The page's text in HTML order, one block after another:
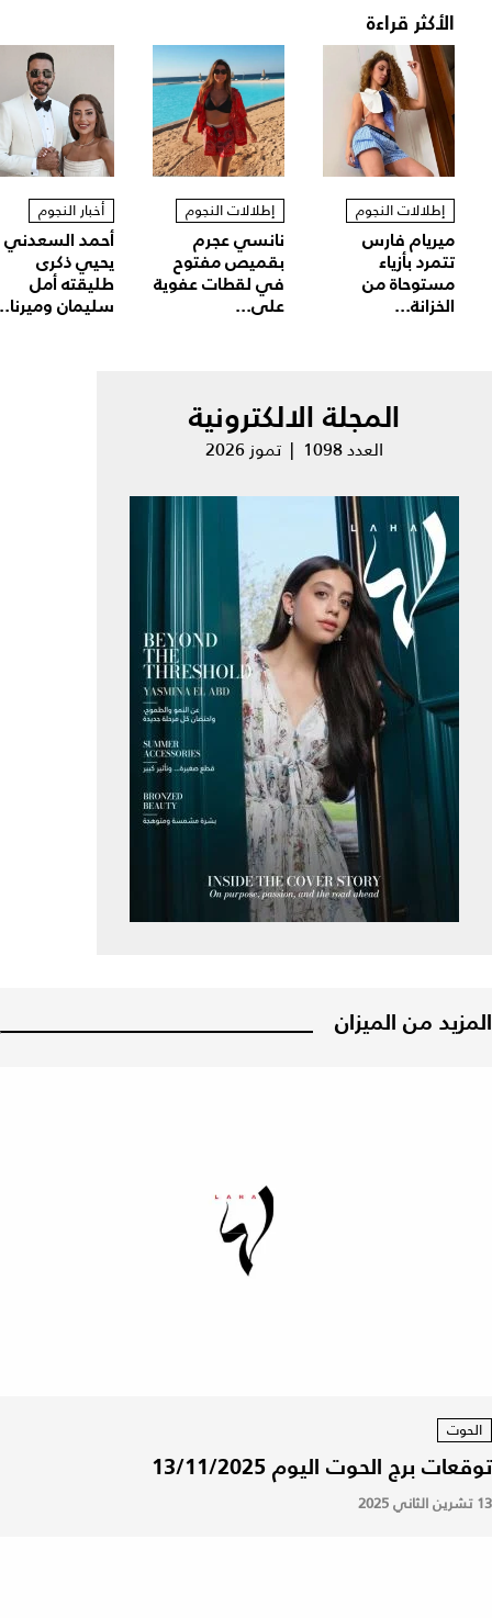
الأكثر قراءة
إطلالات النجوم
ميريام فارس
تتمرد بأزياء
مستوحاة من
الخزانة...
إطلالات النجوم
نانسي عجرم
بقميص مفتوح
في لقطات عفوية
على...
أخبار النجوم
أحمد السعدني
يحيي ذكرى
طليقته أمل
سليمان
المجلة الالكترونية
العدد 1098 | تموز 2026
المزيد من الميزان
الحوت
توقعات برج الحوت اليوم 13/11/2025
13 تشرين الثاني 2025